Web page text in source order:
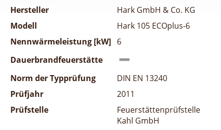
Hersteller
Hark GmbH & Co. KG
Modell
Hark 105 ECOplus-6
Nennwärmeleistung [kW] 6
Dauerbrandfeuerstätte
Norm der Typprüfung
DIN EN 13240
Prüfjahr
2011
Prüfstelle
Feuerstättenprüfstelle
Kahl GmbH